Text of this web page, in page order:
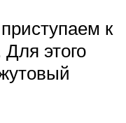
к
этого